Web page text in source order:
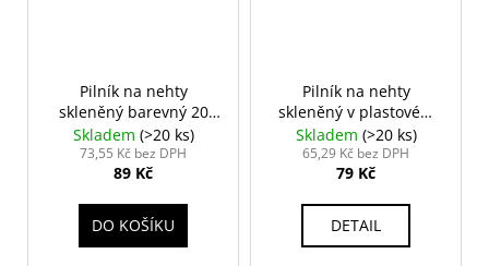
Pilník na nehty
skleněný barevný 20
cm
Skladem (>20 ks)
73,55 Kč bez DPH
89 Kč
DO KOŠÍKU
Pilník na nehty
skleněný v plastovém
pouzdře
Skladem (>20 ks)
65,29 Kč bez DPH
79 Kč
DETAIL